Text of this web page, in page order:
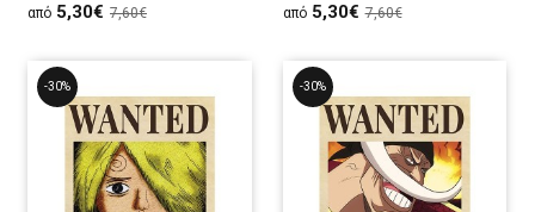
από 5,30€ 7,60€
από 5,30€ 7,60€
-30% -30%